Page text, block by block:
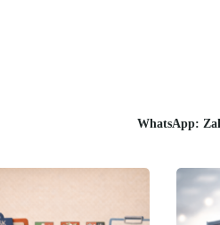
WhatsApp: